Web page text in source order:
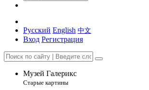
Русский English 中文
Вход Регистрация
Музей Галерикс
Старые картины